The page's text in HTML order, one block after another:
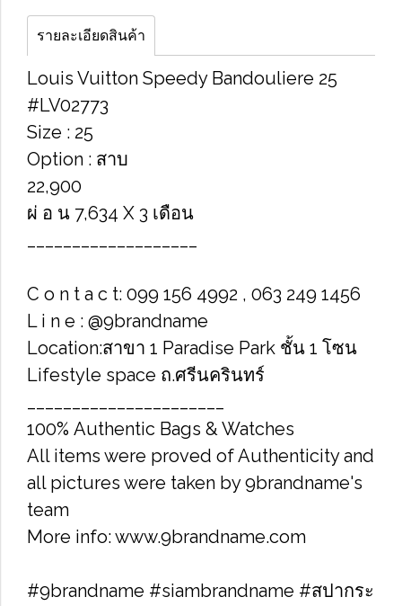
รายละเอียดสินค้า
Louis Vuitton Speedy Bandouliere 25
#LV02773
Size : 25
Option : สาบ
22,900
ผ่ อ น 7,634 X 3 เดือน
C o n t a c t: 099 156 4992 , 063 249 1456
L i n e : @9brandname
Location:สาขา 1 Paradise Park ชั้น 1 โซน
Lifestyle space ถ.ศรีนครินทร์
100% Authentic Bags & Watches
All items were proved of Authenticity and
all pictures were taken by 9brandname's
team
More info: www.9brandname.com
#9brandname #siambrandname #สปากระ